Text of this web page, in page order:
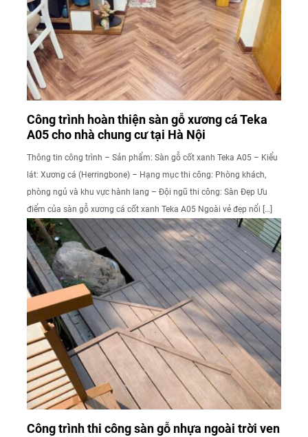
Công trình hoàn thiện sàn gỗ xương cá Teka
A05 cho nhà chung cư tại Hà Nội
Thông tin công trình – Sản phẩm: Sàn gỗ cốt xanh Teka A05 – Kiểu
lát: Xương cá (Herringbone) – Hạng mục thi công: Phòng khách,
phòng ngủ và khu vực hành lang – Đội ngũ thi công: Sàn Đẹp Ưu
điểm của sàn gỗ xương cá cốt xanh Teka A05 Ngoài vẻ đẹp nổi […]
Công trình thi công sàn gỗ nhựa ngoài trời ven